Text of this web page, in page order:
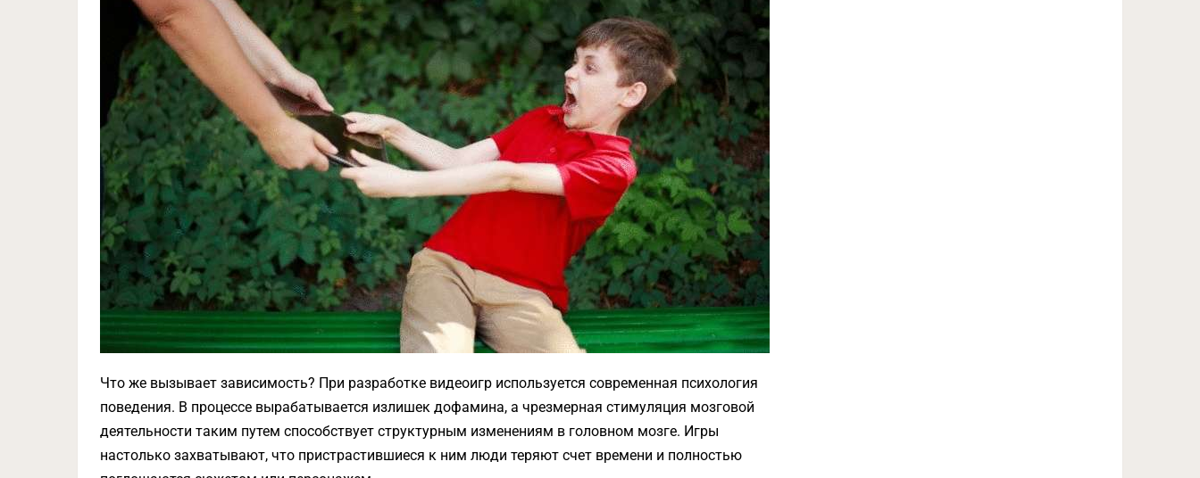
Что же вызывает зависимость? При разработке видеоигр используется современная психология
поведения. В процессе вырабатывается излишек дофамина, а чрезмерная стимуляция мозговой
деятельности таким путем способствует структурным изменениям в головном мозге. Игры
настолько захватывают, что пристрастившиеся к ним люди теряют счет времени и полностью